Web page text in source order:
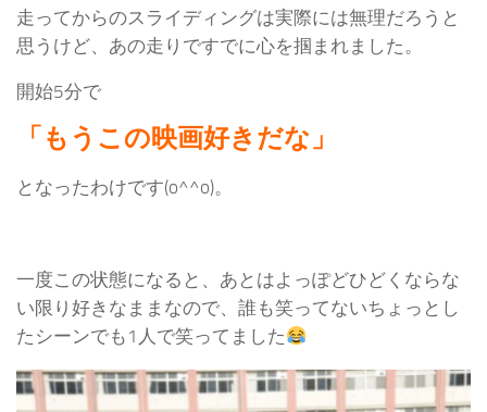
走ってからのスライディングは実際には無理だろうと
思うけど、あの走りですでに心を掴まれました。
開始5分で
「もうこの映画好きだな」
となったわけです(o^^o)。
一度この状態になると、あとはよっぽどひどくならな
い限り好きなままなので、誰も笑ってないちょっとし
たシーンでも1人で笑ってました